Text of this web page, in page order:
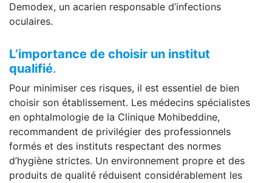
Demodex, un acarien responsable d’infections
oculaires.
L’importance de choisir un institut
qualifié.
Pour minimiser ces risques, il est essentiel de bien
choisir son établissement. Les médecins spécialistes
en ophtalmologie de la Clinique Mohibeddine,
recommandent de privilégier des professionnels
formés et des instituts respectant des normes
d’hygiène strictes. Un environnement propre et des
produits de qualité réduisent considérablement les